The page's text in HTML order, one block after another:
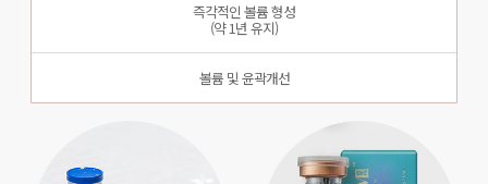
즉각적인 볼륨 형성
(약 1년 유지)
볼륨 및 윤곽개선